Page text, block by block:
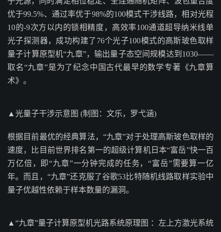
优于99.5%、通过率优于98%的100模式干涉线路，相对光程
10的-9次方以内的锁相精度，高效率100通道超导纳米线单
光子探测器，成功构建了76个光子100模式的高斯玻色取样
量子计算原型机“九章”，输出量子态空间规模达到1030——
取名“九章”是为了纪念中国古代最早的数学专著《九章算
术》。
▲光量子干涉示意图 (制图：文乐，罗弋涵)
根据目前最优的经典算法，“九章”对于处理高斯玻色取样的
速度，比目前世界排名第一的超级计算机日本“富岳”快一百
万亿倍，即“九章”一分钟完成的任务，“富岳”需要算一亿
年。而且，“九章”还克服了谷歌53比特随机线路取样实验中
量子优越性依赖于样本数量的漏洞。
▲“九章”量子计算原型机光路系统原理图 ：左上方激光系统